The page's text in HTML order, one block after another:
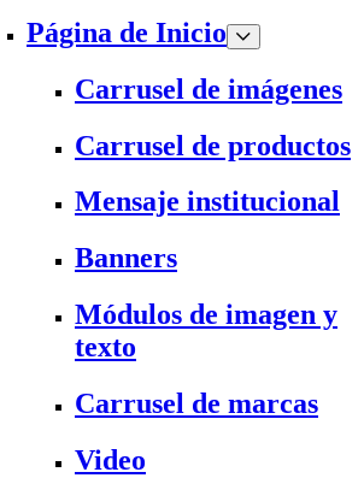
Página de Inicio
Carrusel de imágenes
Carrusel de productos
Mensaje institucional
Banners
Módulos de imagen y
texto
Carrusel de marcas
Video